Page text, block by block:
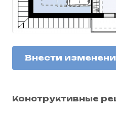
Внести
Конструктивные